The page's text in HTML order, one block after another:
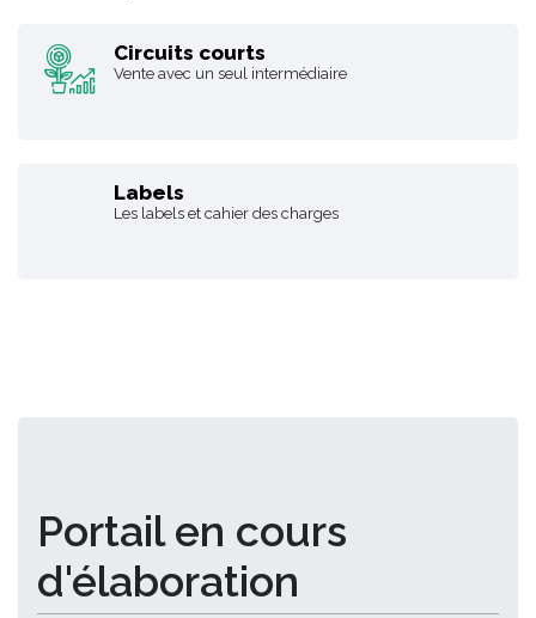
Circuits courts
Vente avec un seul intermédiaire
Labels
Les labels et cahier des charges
Portail en cours
d'élaboration